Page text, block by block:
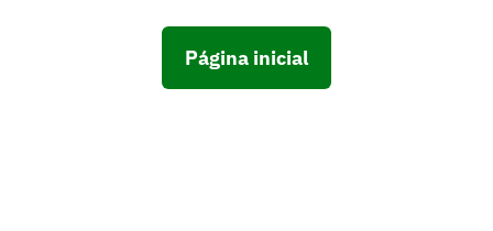
Página inicial